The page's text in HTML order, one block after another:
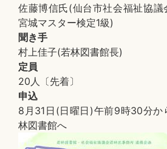
佐藤博信氏(仙台市社会福祉協議
宮城マスター検定1級)
聞き手
村上佳子(若林図書館長)
定員
20人〔先着〕
申込
8月31日(日曜日)午前9時30分か
林図書館へ